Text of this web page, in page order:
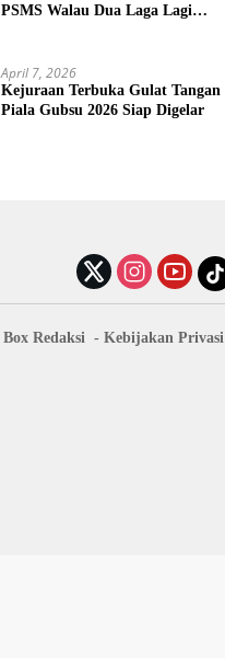
PSMS Walau Dua Laga Lagi
April 7, 2026
Kejuraan Terbuka Gulat Tangan
Piala Gubsu 2026 Siap Digelar
Box Redaksi Kebijakan Privasi